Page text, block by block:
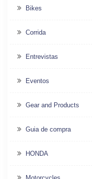
Bikes
Corrida
Entrevistas
Eventos
Gear and Products
Guia de compra
HONDA